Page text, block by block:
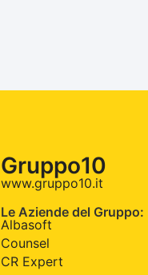
Gruppo10
www.gruppo10.it
Le Aziende del Gruppo:
Albasoft
Counsel
CR Expert